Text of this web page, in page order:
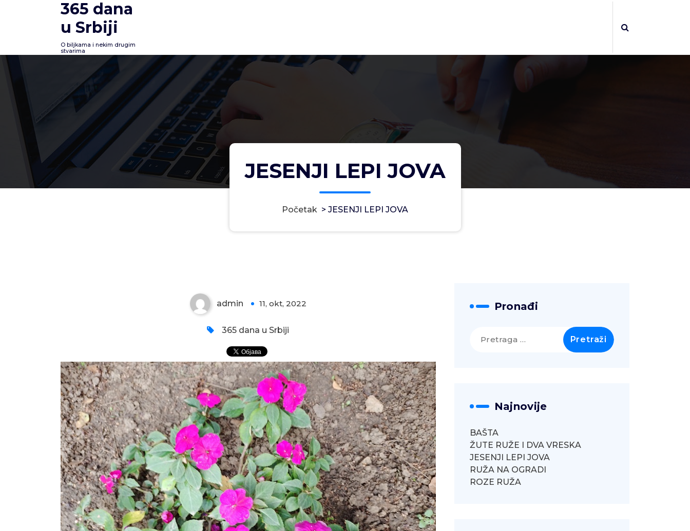
365 dana
u Srbiji
O biljkama i nekim drugim
stvarima
JESENJI LEPI JOVA
Početak > JESENJI LEPI JOVA
admin 11, okt, 2022
365 dana u Srbiji
Pronađi
Najnovije
BAŠTA
ŽUTE RUŽE I DVA VRESKA
JESENJI LEPI JOVA
RUŽA NA OGRADI
ROZE RUŽA